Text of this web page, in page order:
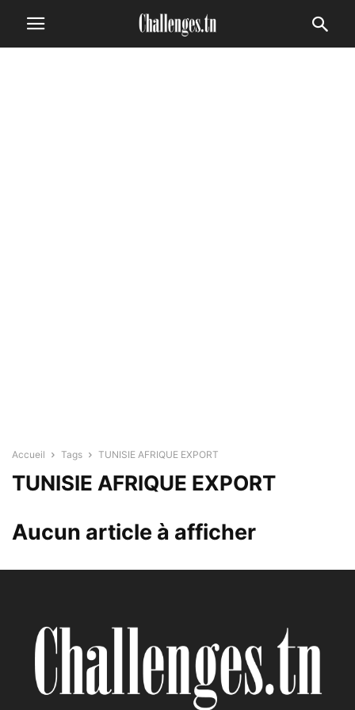
Accueil Tags TUNISIE AFRIQUE EXPORT
TUNISIE AFRIQUE EXPORT
Aucun article à afficher